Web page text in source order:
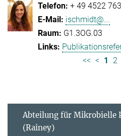
+ 49 4522
ischmidt@...
G1.3OG.03
<< < 1 2
Abteilung für Mikrobielle
(Rainey)